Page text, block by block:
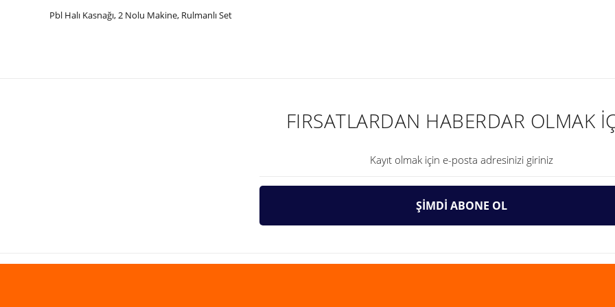
Pbl Halı Kasnağı, 2 Nolu Makine, Rulmanlı Set
Gönder
FIRSATLARDAN HABERDAR OLMAK
ŞİMDİ ABONE OL